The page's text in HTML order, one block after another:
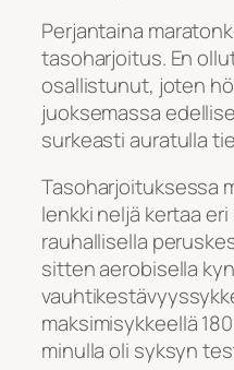
Perjantaina
tasoharjoitus. En
osallistunut, joten
juoksemassa
surkeasti auratulla
Tasoharjoituksessa
lenkki neljä kertaa
rauhallisella
sitten aerobisella
maksimisykkeellä
minulla oli syksyn